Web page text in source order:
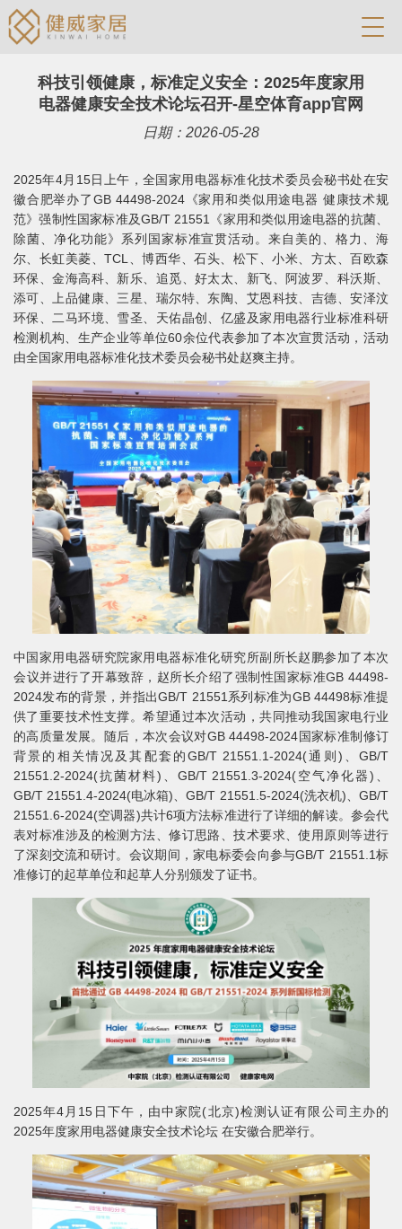
科技引领健康，标准定义安全：2025年度家用
电器健康安全技术论坛召开-星空体育app官网
日期：2026-05-28
2025年4月15日上午，全国家用电器标准化技术委员会秘书处在安
徽合肥举办了GB 44498-2024《家用和类似用途电器 健康技术规
范》强制性国家标准及GB/T 21551《家用和类似用途电器的抗菌、
除菌、净化功能》系列国家标准宣贯活动。来自美的、格力、海
尔、长虹美菱、TCL、博西华、石头、松下、小米、方太、百欧森
环保、金海高科、新乐、追觅、好太太、新飞、阿波罗、科沃斯、
添可、上品健康、三星、瑞尔特、东陶、艾恩科技、吉德、安泽汶
环保、二马环境、雪圣、天佑晶创、亿盛及家用电器行业标准科研
检测机构、生产企业等单位60余位代表参加了本次宣贯活动，活动
由全国家用电器标准化技术委员会秘书处赵爽主持。
中国家用电器研究院家用电器标准化研究所副所长赵鹏参加了本次
会议并进行了开幕致辞，赵所长介绍了强制性国家标准GB 44498-
2024发布的背景，并指出GB/T 21551系列标准为GB 44498标准提
供了重要技术性支撑。希望通过本次活动，共同推动我国家电行业
的高质量发展。随后，本次会议对GB 44498-2024国家标准制修订
背景的相关情况及其配套的GB/T 21551.1-2024(通则)、GB/T
21551.2-2024(抗菌材料)、GB/T 21551.3-2024(空气净化器)、
GB/T 21551.4-2024(电冰箱)、GB/T 21551.5-2024(洗衣机)、GB/T
21551.6-2024(空调器)共计6项方法标准进行了详细的解读。参会代
表对标准涉及的检测方法、修订思路、技术要求、使用原则等进行
了深刻交流和研讨。会议期间，家电标委会向参与GB/T 21551.1标
准修订的起草单位和起草人分别颁发了证书。
2025年4月15日下午，由中家院(北京)检测认证有限公司主办的
2025年度家用电器健康安全技术论坛 在安徽合肥举行。